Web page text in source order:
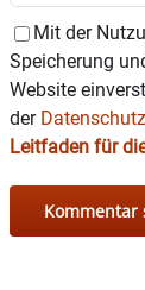
Mit der
Speicherung
Website
der
Leitfaden für